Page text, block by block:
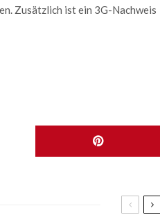
Zusätzlich ist ein 3G-Nachweis